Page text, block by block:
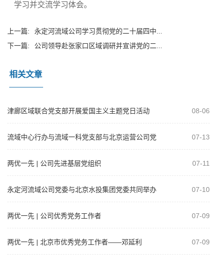
学习并交流学习体会。
上一篇:
永定河流域公司学习贯彻党的二十届四中...
下一篇:
公司领导赴张家口区域调研并宣讲党的二...
相关文章
津廊区域联合党支部开展爱国主义主题党日活动 08-06
流域中心行办与流域一科党支部与北京运营公司党
07-13
两优一先 | 公司先进基层党组织 07-11
永定河流域公司党委与北京水投集团党委共同举办
07-10
两优一先 | 公司优秀党务工作者 07-09
两优一先 | 北京市优秀党务工作者——邓延利 07-09